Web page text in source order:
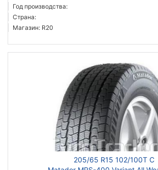
Год производства:
Страна:
Магазин: R20
205/65 R15 102/100T C